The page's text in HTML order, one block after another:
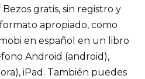
gratis, sin registro y
apropiado, como
en español en un libro
Android (android),
iPad. También puedes